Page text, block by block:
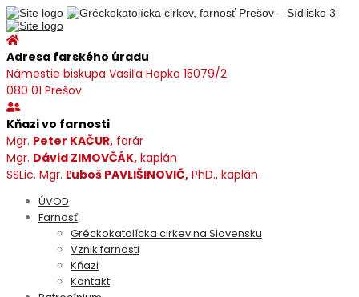
Adresa farského úradu
Námestie biskupa Vasiľa Hopka 15079/2
080 01 Prešov
Kňazi vo farnosti
Mgr. Peter KAČUR, farár
Mgr. Dávid ZIMOVČÁK, kaplán
SSLic. Mgr. Ľuboš PAVLIŠINOVIČ, PhD., kaplán
ÚVOD
Farnosť
Gréckokatolícka cirkev na Slovensku
Vznik farnosti
Kňazi
Kontakt